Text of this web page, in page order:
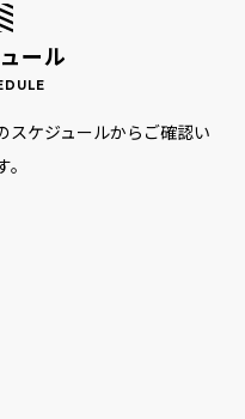
ール
ケジュールからご確認い